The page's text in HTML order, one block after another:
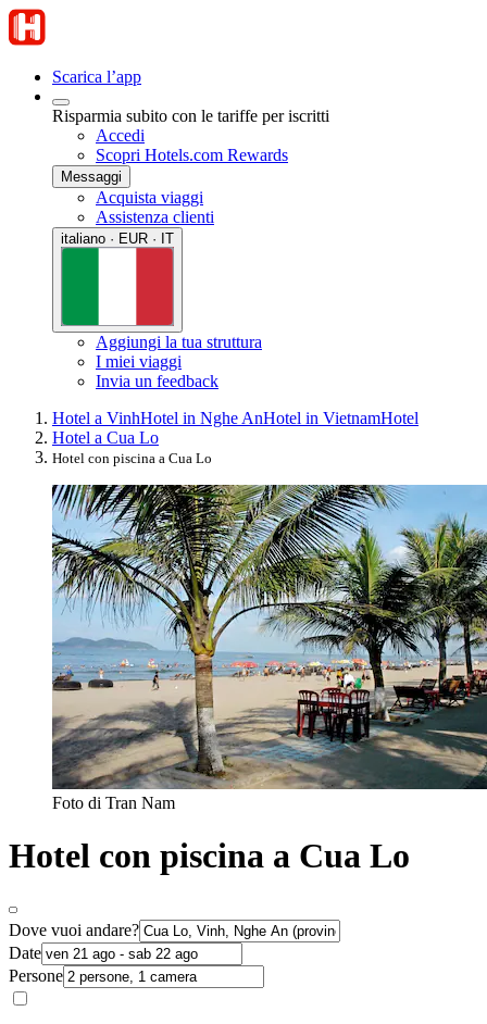
Scarica l’app
Risparmia subito con le tariffe per iscritti
Accedi
Scopri Hotels.com Rewards
Messaggi
Acquista viaggi
Assistenza clienti
italiano · EUR · IT
Aggiungi la tua struttura
I miei viaggi
Invia un feedback
Hotel a VinhHotel in Nghe AnHotel in VietnamHotel
Hotel a Cua Lo
Hotel con piscina a Cua Lo
Foto di Tran Nam
Hotel con piscina a Cua Lo
Dove vuoi andare?
Date
Persone